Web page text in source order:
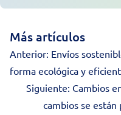
Más artículos
Anterior: Envíos
forma ecológica y
Siguiente: Cambios
cambios se